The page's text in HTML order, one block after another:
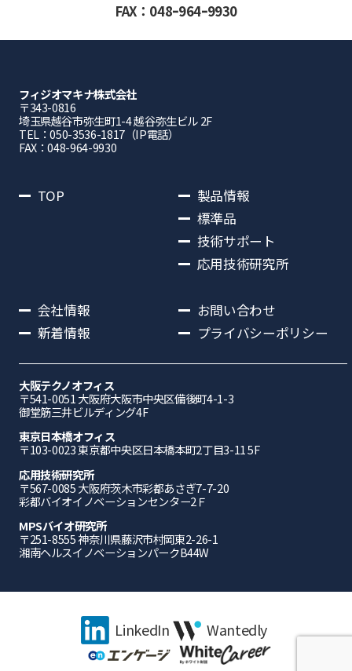
FAX：048ｰ964ｰ9930
フィジオマキナ株式会社
〒343-0816
埼⽟県越⾕市弥⽣町1-4 越⾕弥⽣ビル 2F
TEL：050-3536-1817（IP電話）
FAX：048-964-9930
TOP
製品情報
標準品
技術サポート
応用技術研究所
会社情報
新着情報
お問い合わせ
プライバシーポリシー
大阪テクノオフィス
〒541-0051 ⼤阪府⼤阪市中央区備後町4-1-3
御堂筋三井ビルディング4F
東京日本橋オフィス
〒103-0023 東京都中央区日本橋本町2丁目3-11 5F
応⽤技術研究所
〒567-0085 ⼤阪府茨⽊市彩都あさぎ7-7-20
彩都バイオイノベーションセンター2Ｆ
MPSバイオ研究所
〒251-8555 神奈川県藤沢市村岡東2-26-1
湘南ヘルスイノベーションパークB44W
LinkedIn Wantedly